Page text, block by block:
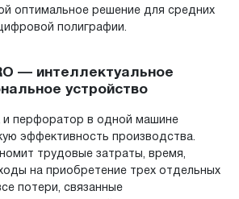
оптимальное решение для средних
полиграфии.
— интеллектуальное
устройство
и перфоратор в одной машине
эффективность производства.
трудовые затраты, время,
на приобретение трех отдельных
потери, связанные